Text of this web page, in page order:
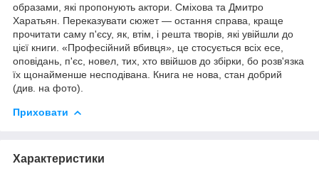
образами, які пропонують актори. Сміхова та Дмитро
Харатьян. Переказувати сюжет — остання справа, краще
прочитати саму п'єсу, як, втім, і решта творів, які увійшли до
цієї книги. «Професійний вбивця», це стосується всіх есе,
оповідань, п'єс, новел, тих, хто ввійшов до збірки, бо розв'язка
їх щонайменше несподівана. Книга не нова, стан добрий
(див. на фото).
Приховати
Характеристики